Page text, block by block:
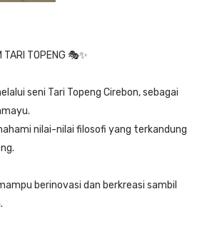
TARI TOPENG 🎭✨
seni Tari Topeng Cirebon, sebagai
nilai-nilai filosofi yang terkandung
berinovasi dan berkreasi sambil